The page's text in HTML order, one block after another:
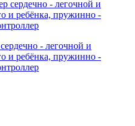
- легочной и
и ребёнка, пружинно -